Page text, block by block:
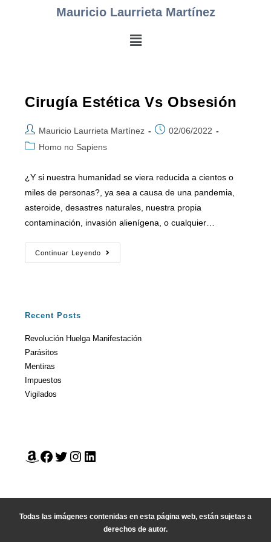
Mauricio Laurrieta Martínez
Cirugía Estética Vs Obsesión
Mauricio Laurrieta Martínez
02/06/2022
Homo no Sapiens
¿Y si nuestra humanidad se viera reducida a cientos o
miles de personas?, ya sea a causa de una pandemia,
asteroide, desastres naturales, nuestra propia
contaminación, invasión alienígena, o cualquier…
Continuar Leyendo
Recent Posts
Revolución Huelga Manifestación
Parásitos
Mentiras
Impuestos
Vigilados
Todas las imágenes contenidas en esta página web, están sujetas a
derechos de autor.